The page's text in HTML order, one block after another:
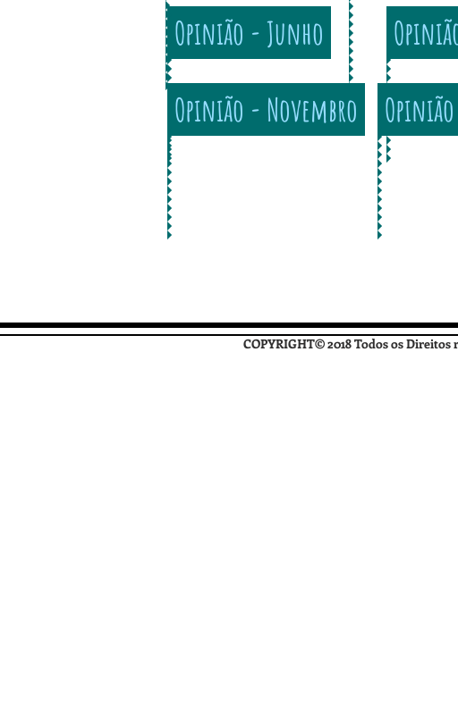
Opinião - Junho
Opinião - Novembro
COPYRIGHT© 2018 Todos os